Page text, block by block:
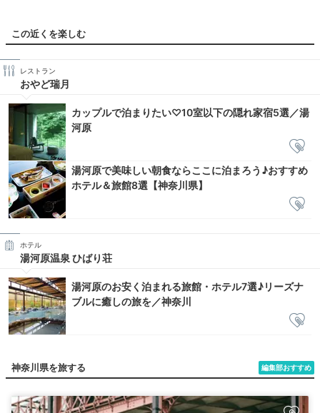
この近くを楽しむ
レストラン
おやど瑞月
カップルで泊まりたい♡10室以下の隠れ家宿5選／湯
河原
湯河原で美味しい朝食ならここに泊まろう♪おすすめ
ホテル＆旅館8選【神奈川県】
ホテル
湯河原温泉 ひばり荘
湯河原のお安く泊まれる旅館・ホテル7選♪リーズナ
ブルに癒しの旅を／神奈川
編集部おすすめ
神奈川県を旅する